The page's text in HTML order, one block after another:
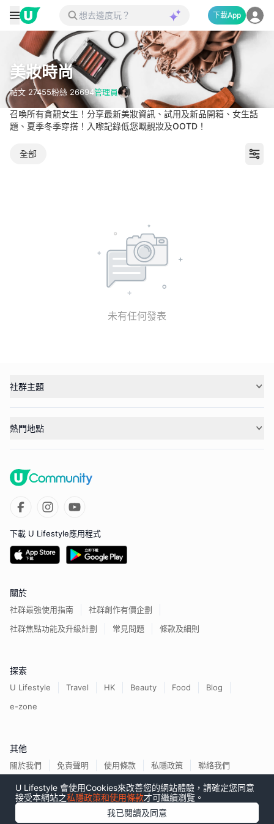
下載App
美妝時尚
帖文 27455粉絲 26694管理員
召喚所有貪靚女生！分享最新美妝資訊、試用及新品開箱、女生話
題、夏季冬季穿搭！入嚟記錄低您嘅靚妝及OOTD！
全部
未有任何發表
社群主題
熱門地點
下載 U Lifestyle應用程式
關於
社群最強使用指南
社群創作有價企劃
社群焦點功能及升級計劃
常見問題 條款及細則
探索
U Lifestyle Travel HK Beauty Food
Blog
e-zone
其他
關於我們 免責聲明 使用條款 私隱政策 聯絡我們
2026
U Lifestyle 會使用Cookies來改善您的網站體驗，請確定您同意
接受本網站之私隱政策和使用條款才可繼續瀏覽。
我已閱讀及同意